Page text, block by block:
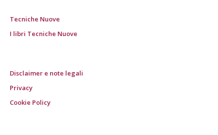
Tecniche Nuove
I libri Tecniche Nuove
Disclaimer e note legali
Privacy
Cookie Policy